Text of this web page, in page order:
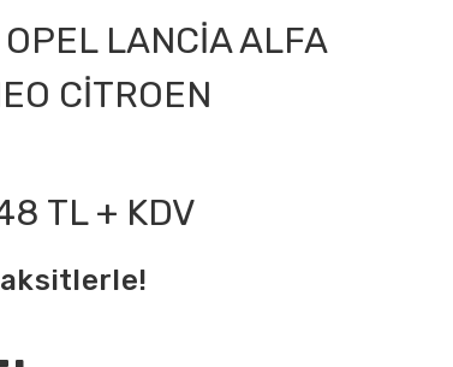
OPEL LANCİA ALFA
CİTROEN
TL + KDV